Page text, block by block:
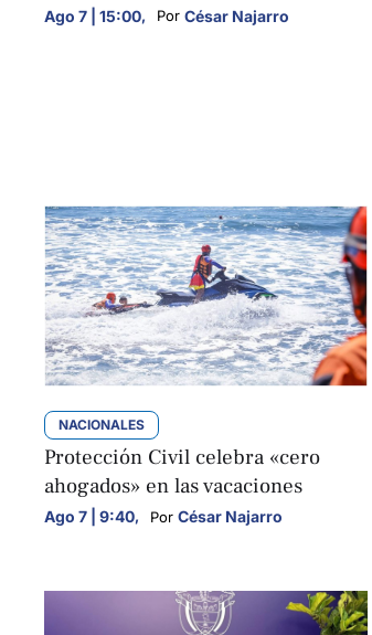
Ago 7 | 15:00, Por César Najarro
NACIONALES
Protección Civil celebra «cero
ahogados» en las vacaciones
Ago 7 | 9:40, Por César Najarro